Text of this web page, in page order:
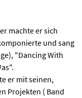
machte er sich
und sang
"Dancing With
er mit seinen,
Projekten ( Band